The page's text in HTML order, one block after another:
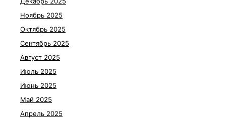
Ноябрь 2025
Октябрь 2025
Сентябрь 2025
Август 2025
Июль 2025
Июнь 2025
Май 2025
Апрель 2025